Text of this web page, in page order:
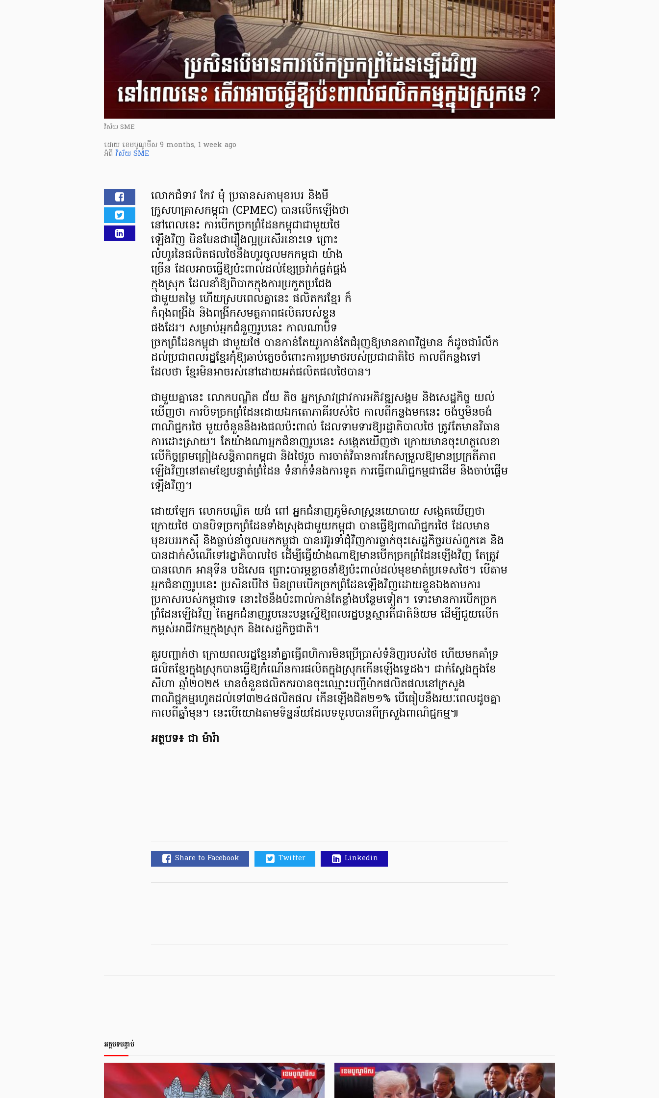
វិស័យ SME
ដោយ ​ ខេមបូណូមីស 9 months, 1 week ago
អំពី វិស័យ SME
លោកជំទាវ កែវ មុំ ប្រធានសភាមុខរបរ និងមី
ក្រូសហគ្រាសកម្ពុជា (CPMEC) បានលើកឡើងថា
នៅពេលនេះ ការបើកច្រកព្រំដែនកម្ពុជាជាមួយថៃ
ឡើងវិញ មិនមែនជារឿងល្អប្រសើរនោះទេ ព្រោះ
លំហូរនៃផលិតផលថៃនឹងហូរចូលមកកម្ពុជា យ៉ាង
ច្រើន ដែលអាចធ្វើឱ្យប៉ះពាល់ដល់ខ្សែច្រវាក់ផ្គត់ផ្គង់
ក្នុងស្រុក ដែលនាំឱ្យពិបាកក្នុងការប្រកួតប្រជែង
ជាមួយតម្លៃ ហើយស្របពេលគ្នានេះ ផលិតករខ្មែរ ក៏
កំពុងពង្រឹង និងពង្រីកសមត្ថភាពផលិតរបស់ខ្លួន
ផងដែរ។ សម្រាប់អ្នកជំនួញរូបនេះ កាលណាបិទ
ច្រកព្រំដែនកម្ពុជា ជាមួយថៃ បានកាន់តែយូរកាន់តែជំរុញឱ្យមានភាពវិជ្ជមាន ក៏ដូចជារំលឹក
ដល់ប្រជាពលរដ្ឋខ្មែរកុំឱ្យឆាប់ភ្លេចចំពោះការប្រមាថរបស់ប្រជាជាតិថៃ កាលពីកន្លងទៅ
ដែលថា ខ្មែរមិនអាចរស់នៅដោយអត់ផលិតផលថៃបាន។
​ជាមួយគ្នានេះ លោកបណ្ឌិត ជ័យ តិច អ្នកស្រាវជ្រាវការអភិវឌ្ឍសង្គម និងសេដ្ឋកិច្ច យល់
ឃើញថា ការបិទច្រកព្រំដែនដោយឯកតោភាគីរបស់ថៃ កាលពីកន្លងមកនេះ ចង់ឬមិនចង់
ពាណិជ្ជករថៃ មួយចំនួននឹងរងផលប៉ះពាល់ ដែលទាមទារឱ្យរដ្ឋាភិបាលថៃ ត្រូវតែមានវិធាន
ការដោះស្រាយ។ តែយ៉ាងណាអ្នកជំនាញរូបនេះ សង្កេតឃើញថា ក្រោយមានចុះហត្ថលេខា
លើកិច្ចព្រមព្រៀងសន្តិភាពកម្ពុជា និងថៃរួច ការចាត់វិធានការកែសម្រួលឱ្យមានប្រក្រតីភាព
ឡើងវិញនៅតាមខ្សែបន្ទាត់ព្រំដែន ទំនាក់ទំនងការទូត ការធ្វើពាណិជ្ជកម្មជាដើម នឹងចាប់ផ្ដើម
ឡើងវិញ។
​ដោយឡែក លោកបណ្ឌិត យង់ ពៅ អ្នកជំនាញភូមិសាស្រ្តនយោបាយ សង្កេតឃើញថា
ក្រោយថៃ បានបិទច្រកព្រំដែនទាំងស្រុងជាមួយកម្ពុជា បានធ្វើឱ្យពាណិជ្ជករថៃ ដែលមាន
មុខរបររកស៊ី និងធ្លាប់នាំចូលមកកម្ពុជា បានរអ៊ូរទាំជុំវិញការធ្លាក់ចុះសេដ្ឋកិច្ចរបស់ពួកគេ និង
បានដាក់សំណើទៅរដ្ឋាភិបាលថៃ ដើម្បីធ្វើយ៉ាងណាឱ្យមានបើកច្រកព្រំដែនឡើងវិញ តែត្រូវ
បានលោក អានុទីន បដិសេធ ព្រោះបារម្ភខ្លាចនាំឱ្យប៉ះពាល់ដល់មុខមាត់ប្រទេសថៃ។ បើតាម
អ្នកជំនាញរូបនេះ ប្រសិនបើថៃ មិនព្រមបើកច្រកព្រំដែនឡើងវិញដោយខ្លួនឯងតាមការ
ប្រកាសរបស់កម្ពុជាទេ នោះថៃនឹងប៉ះពាល់កាន់តែខ្លាំងបន្ថែមទៀត។ ​ទោះមានការបើកច្រក
ព្រំដែនឡើងវិញ តែអ្នកជំនាញរូបនេះបន្តស្នើឱ្យពលរដ្ឋបន្តស្មារតីជាតិនិយម ដើម្បីជួយលើក
កម្ពស់អាជីវកម្មក្នុងស្រុក និងសេដ្ឋកិច្ចជាតិ។
​គួរបញ្ជាក់ថា ក្រោយពលរដ្ឋខ្មែរនាំគ្នាធ្វើពហិការមិនប្រើប្រាស់ទំនិញរបស់ថៃ ហើយមកគាំទ្រ
ផលិតខ្មែរក្នុងស្រុកបានធ្វើឱ្យកំណើនការផលិតក្នុងស្រុកកើនឡើងទ្វេដង។ ជាក់ស្ដែងក្នុងខែ
សីហា ឆ្នាំ២០២៥ មានចំនួនផលិតករបានចុះឈ្មោះបញ្ជីម៉ាកផលិតផលនៅក្រសួង
ពាណិជ្ជកម្មរហូតដល់ទៅ៣២៤ផលិតផល កើនឡើងជិត២១% បើធៀបនឹងរយៈពេលដូចគ្នា
កាលពីឆ្នាំមុន។ នេះបើយោងតាមទិន្នន័យដែលទទួលបានពីក្រសួងពាណិជ្ជកម្ម៕
អត្ថបទ​៖ ជា ម៉ារ៉ា
Share to Facebook Twitter Linkedin
អត្ថបទបន្ទាប់